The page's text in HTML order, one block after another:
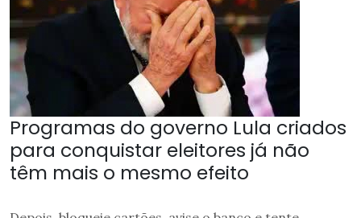
Programas do governo Lula criados
para conquistar eleitores já não
têm mais o mesmo efeito